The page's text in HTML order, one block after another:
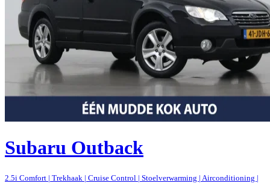
Subaru Outback
2.5i Comfort | Trekhaak | Cruise Control | Stoelverwarming | Airconditioning |